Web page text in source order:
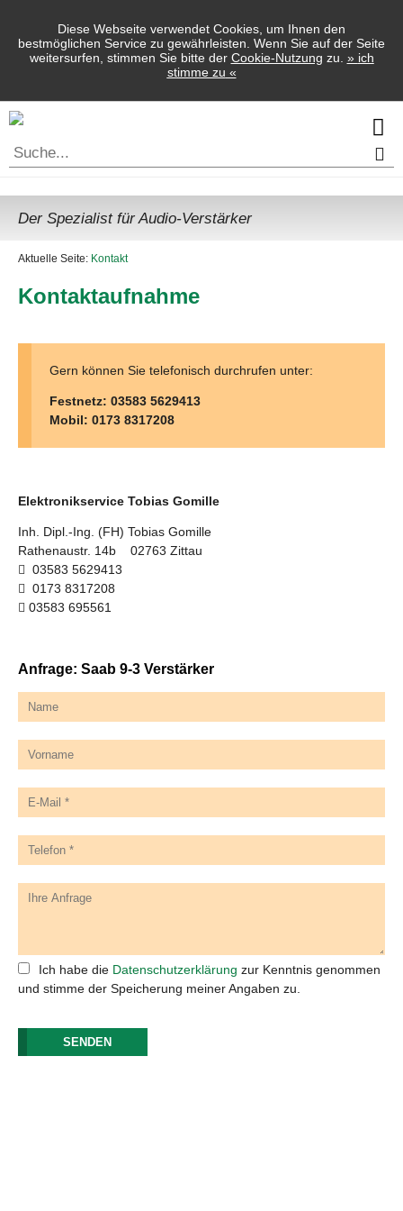
Diese Webseite verwendet Cookies, um Ihnen den
bestmöglichen Service zu gewährleisten. Wenn Sie auf der Seite
weitersurfen, stimmen Sie bitte der Cookie-Nutzung zu. » ich
stimme zu «
Der Spezialist für Audio-Verstärker
Aktuelle Seite: Kontakt
Kontaktaufnahme
Gern können Sie telefonisch durchrufen unter:
Festnetz: 03583 5629413
Mobil: 0173 8317208
Elektronikservice Tobias Gomille
Inh. Dipl.-Ing. (FH) Tobias Gomille
Rathenaustr. 14b 02763 Zittau
03583 5629413
0173 8317208
03583 695561
Anfrage: Saab 9-3 Verstärker
Ich habe die Datenschutzerklärung zur Kenntnis genommen
und stimme der Speicherung meiner Angaben zu.